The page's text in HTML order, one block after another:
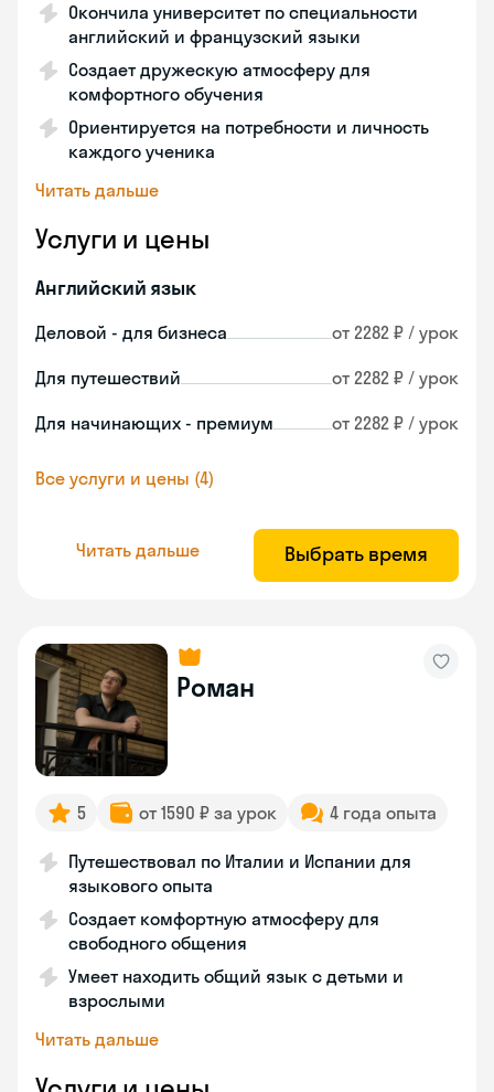
Окончила университет по специальности
английский и французский языки
Создает дружескую атмосферу для
комфортного обучения
Ориентируется на потребности и личность
каждого ученика
Читать дальше
Услуги и цены
Английский язык
Деловой - для бизнеса от 2282 ₽ / урок
Для путешествий от 2282 ₽ / урок
Для начинающих - премиум от 2282 ₽ / урок
Все услуги и цены (4)
Читать дальше Выбрать время
Роман
5 от 1590 ₽ за урок 4 года опыта
Путешествовал по Италии и Испании для
языкового опыта
Создает комфортную атмосферу для
свободного общения
Умеет находить общий язык с детьми и
взрослыми
Читать дальше